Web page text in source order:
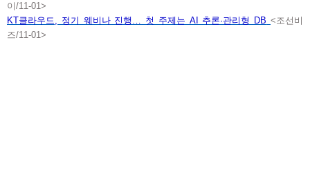
이/11-01>
KT클라우드, 정기 웨비나 진행… 첫 주제는 AI 추론·관리형 DB <조선비
즈/11-01>